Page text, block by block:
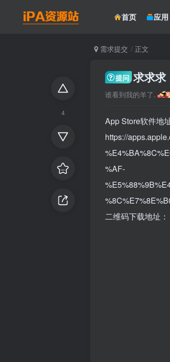
首页 应用
4
需求提交 正文
提问 求求求
谁看到我的羊了.
App Store软件地
https://
%AF-
二维码下载地址：